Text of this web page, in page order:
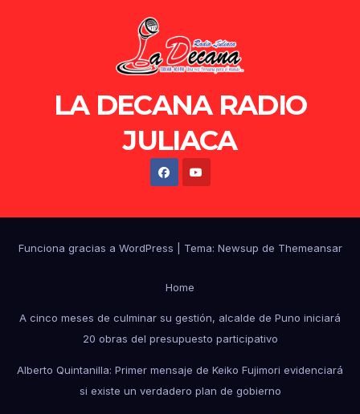
LA DECANA RADIO
JULIACA
Funciona gracias a WordPress Tema: Newsup de Themeansar
Home
A cinco meses de culminar su gestión, alcalde de Puno iniciará
20 obras del presupuesto participativo
Alberto Quintanilla: Primer mensaje de Keiko Fujimori evidenciará
si existe un verdadero plan de gobierno